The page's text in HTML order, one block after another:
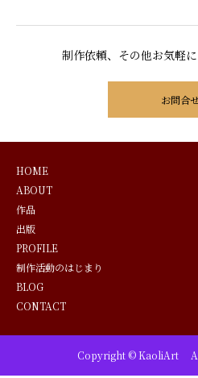
制作依頼、その他お気軽に
お問合
HOME
ABOUT
作品
出版
PROFILE
制作活動のはじまり
BLOG
CONTACT
Copyright © KaoliArt All